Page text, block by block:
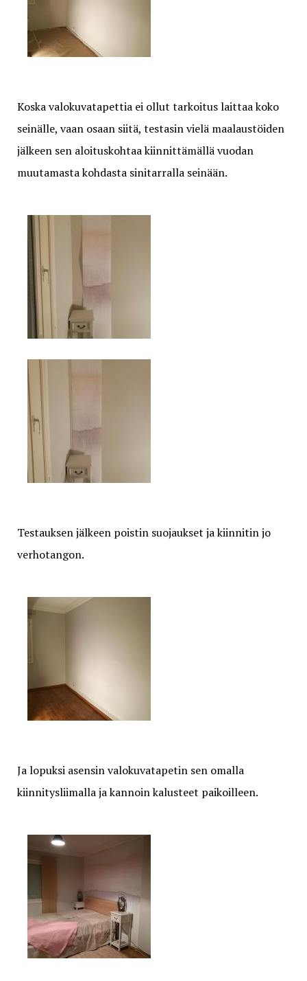
Koska valokuvatapettia ei ollut tarkoitus laittaa koko
seinälle, vaan osaan siitä, testasin vielä maalaustöiden
jälkeen sen aloituskohtaa kiinnittämällä vuodan
muutamasta kohdasta sinitarralla seinään.
Testauksen jälkeen poistin suojaukset ja kiinnitin jo
verhotangon.
Ja lopuksi asensin valokuvatapetin sen omalla
kiinnitysliimalla ja kannoin kalusteet paikoilleen.